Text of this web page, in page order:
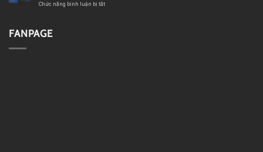
GG
2019
Chức năng bình luận bị tắtở
FANPAGE